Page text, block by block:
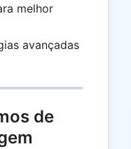
melhor
avançadas
de